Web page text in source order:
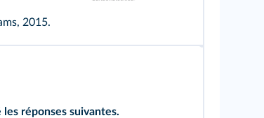
2015.
réponses suivantes.